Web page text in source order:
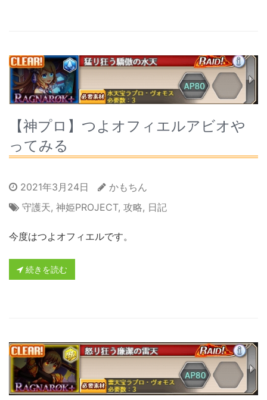
【神プロ】つよオフィエルアビオや
ってみる
2021年3月24日
かもちん
守護天, 神姫PROJECT, 攻略, 日記
今度はつよオフィエルです。
続きを読む